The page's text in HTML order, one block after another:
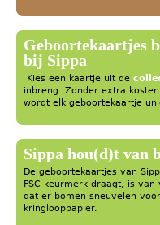
Geboortekaartjes
bij Sippa
Kies een kaartje uit de
inbreng. Zonder extra
wordt elk geboortekaartje
Sippa hou(d)t van
De geboortekaartjes van
FSC-keurmerk draagt, is
dat er bomen sneuvelen
kringlooppapier.